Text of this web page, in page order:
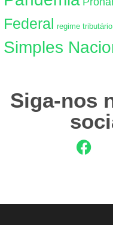
Federal regime tributário
Simples
Siga-nos